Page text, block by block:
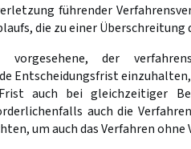
führender
die zu einer
der
Entscheidungsfrist
auch bei gleichzeitiger
auch die
um auch das Verfahren ohne